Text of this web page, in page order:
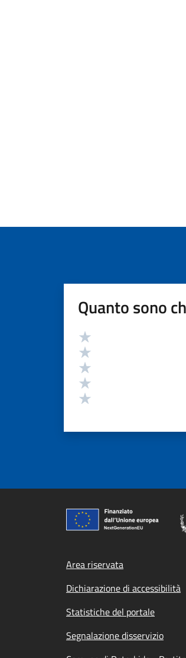
Quanto sono
Valutazione
Footer menu
Area riservata
Dichiarazione di accessibilità
Statistiche del portale
Segnalazione disservizio